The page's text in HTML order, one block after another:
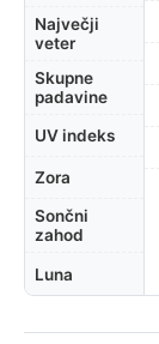
Največji
veter
Skupne
padavine
UV indeks
Zora
Sončni
zahod
Luna